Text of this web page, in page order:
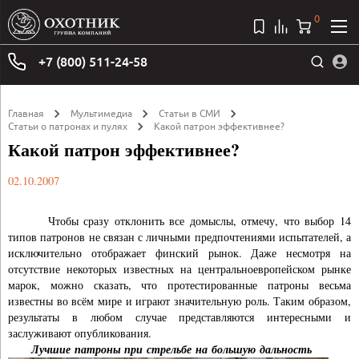
+7 (800) 511-24-58
0
Главная Мультимедиа
Статьи в СМИ
Статьи о патронах и пулях
Какой патрон эффективнее?
Какой патрон эффективнее?
02.10.2007
Чтобы сразу отклонить все домыслы, отмечу, что выбор 14
типов патронов не связан с личными предпочтениями испытателей, а
исключительно отображает финский рынок. Даже несмотря на
отсутствие некоторых известных на центральноевропейском рынке
марок, можно сказать, что протестированные патроны весьма
известны во всём мире и играют значительную роль. Таким образом,
результаты в любом случае предста­вляются интересными и
заслуживают опубликования.
Лучшие патроны при стрельбе на большую дальность